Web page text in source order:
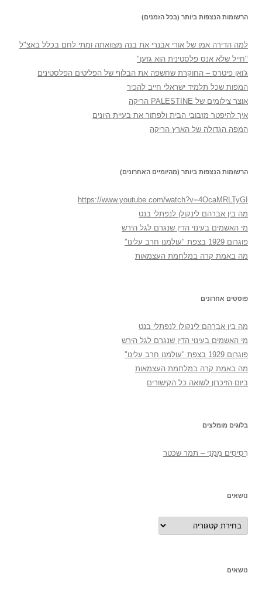
הרשומות הנצפות ביותר (בכל הזמנים)
למה הדירה אמו של אורי אבנרי את בנה מצוואתה ומתי לחם בכלל באצ"ל
"חייל שלא אנס פלסטינית הוא גזען"
ג'ואן פיטרס – החוקרת שחשפה את הבלוף של הפליטים הפלסטינים
המפות שכל תלמיד ישראלי חייב להכיר
אוצר צילומים של PALESTINE הריקה
איך להיפטר מזבובי הבית ולפתור את בעיית היונים
המפה הגדולה של הארץ הריקה
הרשומות הנצפות ביותר (מהיומיים האחרונים)
https://www.youtube.com/watch?v=4OcaMRLTyGI
מה בין אברהם לינקולן לנפתלי בנט
מי האשמים בעינוי הדין שנגרם לגל הירש
פוגרום 1929 בצפת "עולמנו חרב עלינו"
מה באמת קרה במלחמת העצמאות
פוסטים אחרונים
מה בין אברהם לינקולן לנפתלי בנט
מי האשמים בעינוי הדין שנגרם לגל הירש
פוגרום 1929 בצפת "עולמנו חרב עלינו"
מה באמת קרה במלחמת העצמאות
ביום הזיכרון לשואה כל הקישורים
בלוגים מומלצים
רְסִיסִים מִמֶנִי – תמר שכטר
נושאים
נושאים
נושאים